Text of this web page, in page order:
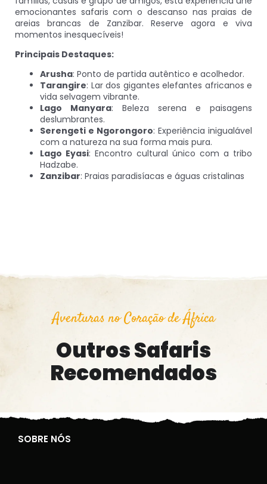
emocionantes safaris com o descanso nas praias de
areias brancas de Zanzibar. Reserve agora e viva
momentos inesquecíveis!
Principais Destaques:
Arusha: Ponto de partida autêntico e acolhedor.
Tarangire: Lar dos gigantes elefantes africanos e
vida selvagem vibrante.
Lago Manyara: Beleza serena e paisagens
deslumbrantes.
Serengeti e Ngorongoro: Experiência inigualável
com a natureza na sua forma mais pura.
Lago Eyasi: Encontro cultural único com a tribo
Hadzabe.
Zanzibar: Praias paradisíacas e águas cristalinas
Aventuras no Coração de África
Outros Safaris
Recomendados
SOBRE NÓS